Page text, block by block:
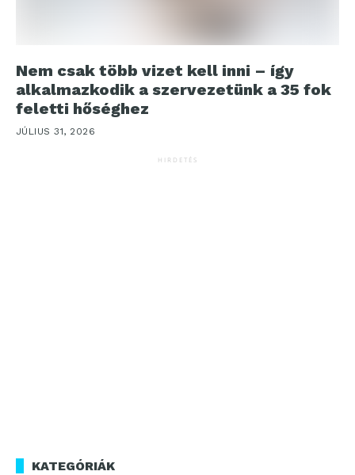
Nem csak több vizet kell inni – így
alkalmazkodik a szervezetünk a 35 fok
feletti hőséghez
JÚLIUS 31, 2026
HIRDETÉS
KATEGÓRIÁK